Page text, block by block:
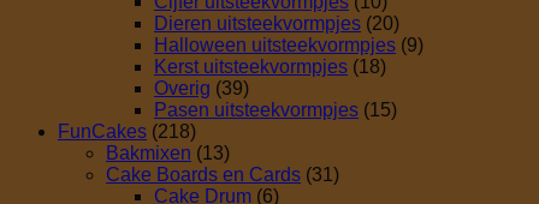
Dieren uitsteekvormpjes (20)
Halloween uitsteekvormpjes (9)
Kerst uitsteekvormpjes (18)
Overig (39)
Pasen uitsteekvormpjes (15)
FunCakes (218)
Bakmixen (13)
Cake Boards en Cards (31)
Cake Drum (6)